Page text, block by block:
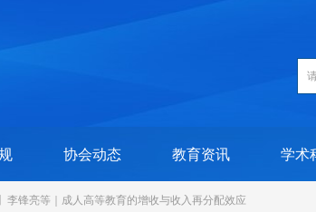
协会动态 教育资讯 学术
李锋亮等｜成人高等教育的增收与收入再分配效应